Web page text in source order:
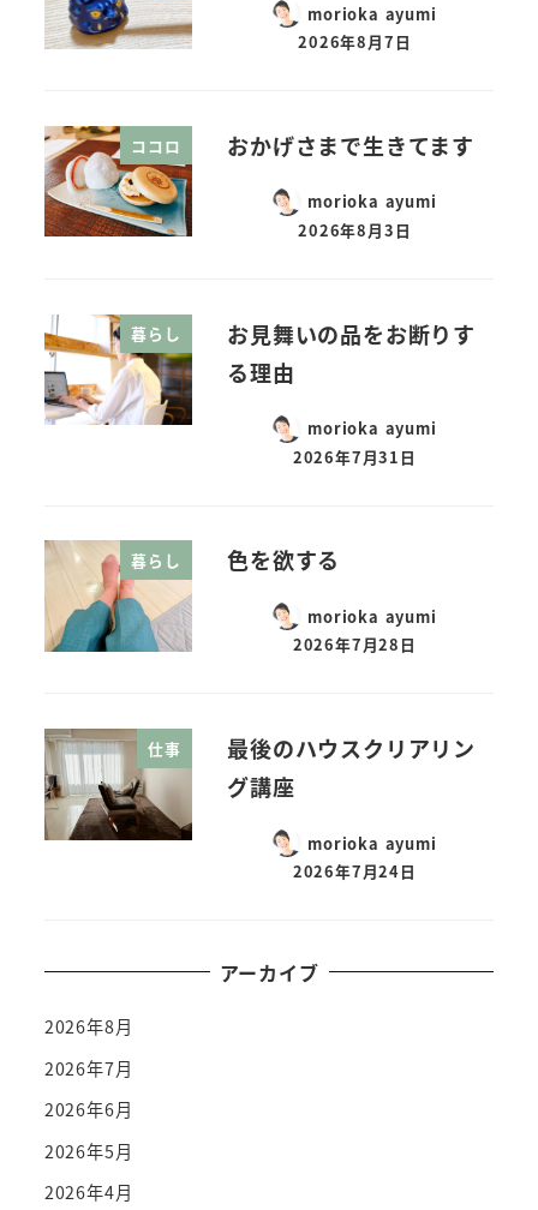
morioka ayumi
2026年8月7日
ココロ おかげさまで生きてます
morioka ayumi
2026年8月3日
暮らし
お見舞いの品をお断りす
る理由
morioka ayumi
2026年7月31日
暮らし 色を欲する
morioka ayumi
2026年7月28日
仕事
最後のハウスクリアリン
グ講座
morioka ayumi
2026年7月24日
アーカイブ
2026年8月
2026年7月
2026年6月
2026年5月
2026年4月